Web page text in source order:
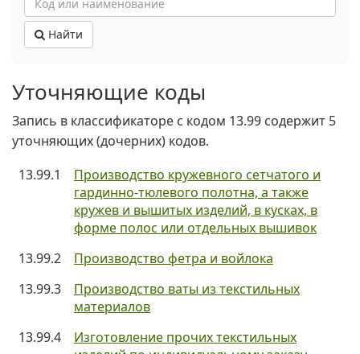
Найти
Уточняющие коды
Запись в классификаторе с кодом 13.99 содержит 5
уточняющих (дочерних) кодов.
13.99.1
Производство кружевного сетчатого и
гардинно-тюлевого полотна, а также
кружев и вышитых изделий, в кусках, в
форме полос или отдельных вышивок
13.99.2
Производство фетра и войлока
13.99.3
Производство ваты из текстильных
материалов
13.99.4
Изготовление прочих текстильных